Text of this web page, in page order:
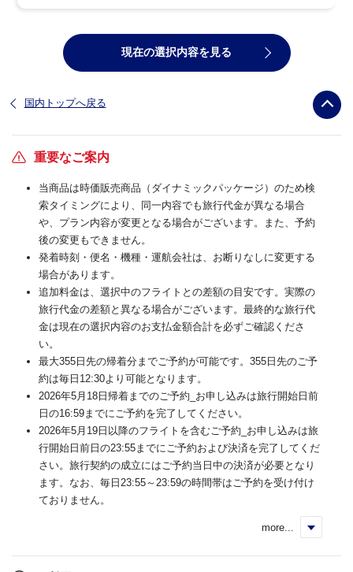
現在の選択内容を見る
国内トップへ戻る
重要なご案内
当商品は時価販売商品（ダイナミックパッケージ）のため検
索タイミングにより、同一内容でも旅行代金が異なる場合
や、プラン内容が変更となる場合がございます。また、予約
後の変更もできません。
発着時刻・便名・機種・運航会社は、お断りなしに変更する
場合があります。
追加料金は、選択中のフライトとの差額の目安です。実際の
旅行代金の差額と異なる場合がございます。最終的な旅行代
金は現在の選択内容のお支払金額合計を必ずご確認くださ
い。
最大355日先の帰着分までご予約が可能です。355日先のご予
約は毎日12:30より可能となります。
2026年5月18日帰着までのご予約_お申し込みは旅行開始日前
日の16:59までにご予約を完了してください。
2026年5月19日以降のフライトを含むご予約_お申し込みは旅
行開始日前日の23:55までにご予約および決済を完了してくだ
さい。旅行契約の成立にはご予約当日中の決済が必要となり
ます。なお、毎日23:55～23:59の時間帯はご予約を受け付け
ておりません。
more...